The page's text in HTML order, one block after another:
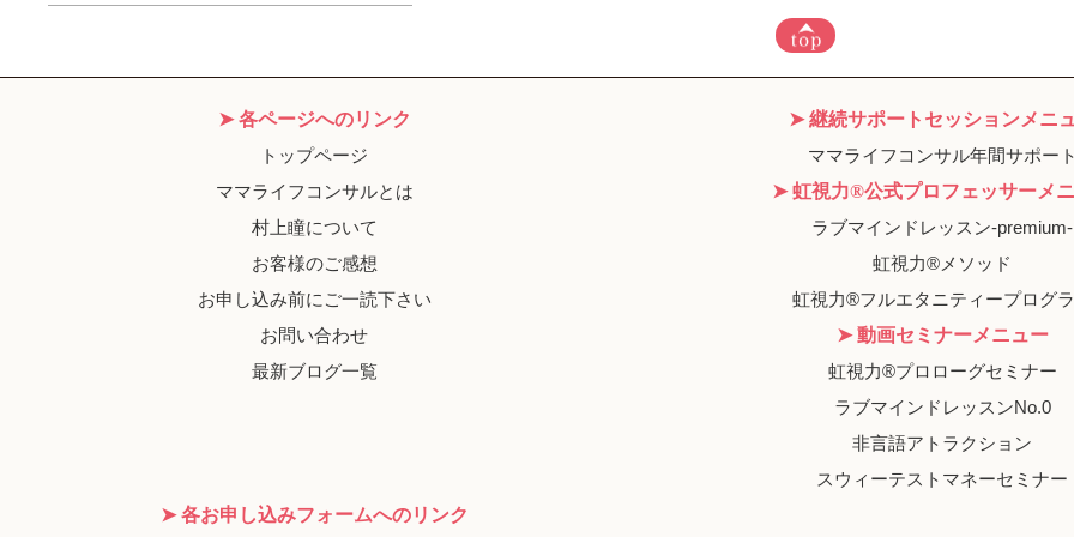
➤ 各ページへのリンク
トップページ
ママライフコンサルとは
村上瞳について
お客様のご感想
お申し込み前にご一読下さい
お問い合わせ
最新ブログ一覧
➤ 継続サポートセッションメニ
ママライフコンサル年間サポート
➤ 虹視力®︎公式プロフェッサーメ
ラブマインドレッスン-premium-
虹視力®︎メソッド
虹視力®︎フルエタニティープログ
➤ 動画セミナーメニュー
虹視力®︎プロローグセミナー
ラブマインドレッスンNo.0
非言語アトラクション
スウィーテストマネーセミナー
➤ 各お申し込みフォームへのリンク